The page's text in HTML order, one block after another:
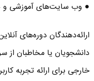
● وب‌ سایت‌های آموزشی و
ارائه‌دهندگان دوره‌های
دانشجویان یا مخاطبان از
خارجی برای ارائه تجربه